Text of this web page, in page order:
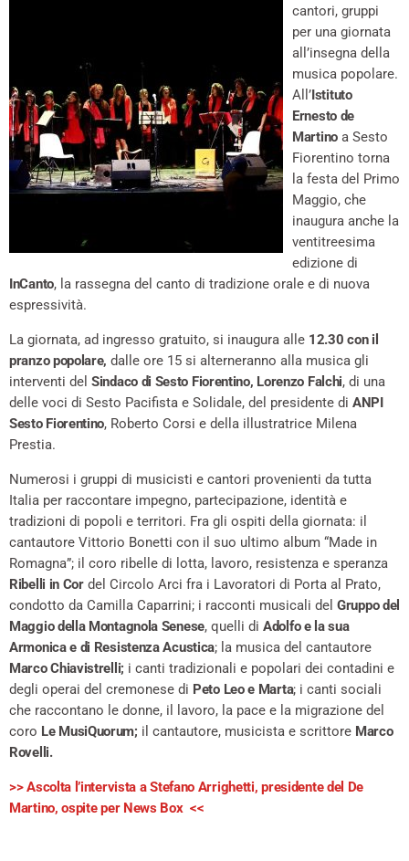
cantori, gruppi
per una giornata
all’insegna della
musica popolare.
All’Istituto
Ernesto de
Martinoa Sesto
Fiorentino torna
la festa del Primo
Maggio, che
inaugura anche la
ventitreesima
edizione di
InCanto, la rassegna del canto di tradizione orale e di nuova
espressività.
La giornata, ad ingresso gratuito, si inaugura alle 12.30 con il
pranzo popolare, dalle ore 15 si alterneranno alla musica gli
interventi del Sindaco di Sesto Fiorentino, Lorenzo Falchi, di una
delle voci di Sesto Pacifista e Solidale, del presidente di ANPI
Sesto Fiorentino, Roberto Corsi e della illustratrice Milena
Prestia.
Numerosi i gruppi di musicisti e cantori provenienti da tutta
Italia per raccontare impegno, partecipazione, identità e
tradizioni di popoli e territori. Fra gli ospiti della giornata: il
cantautore Vittorio Bonetti con il suo ultimo album “Made in
Romagna”; il coro ribelle di lotta, lavoro, resistenza e speranza
Ribelli in Cordel Circolo Arci fra i Lavoratori di Porta al Prato,
condotto da Camilla Caparrini; i racconti musicali del Gruppo del
Maggio della Montagnola Senese, quelli di Adolfo e la sua
Armonica e di Resistenza Acustica; la musica del cantautore
Marco Chiavistrelli; i canti tradizionali e popolari dei contadini e
degli operai del cremonese di Peto Leo e Marta; i canti sociali
che raccontano le donne, il lavoro, la pace e la migrazione del
coro Le MusiQuorum; il cantautore, musicista e scrittore Marco
Rovelli.
>> Ascolta l’intervista a Stefano Arrighetti, presidente del De
Martino, ospite per News Box <<